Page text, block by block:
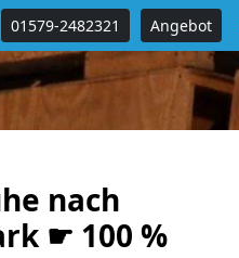
01579-2482321 Angebot
nach
☛ 100 %